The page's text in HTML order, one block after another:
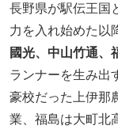
長野県が駅伝王国
力を入れ始めた以
國光、中山竹通、
ランナーを生み出
豪校だった上伊那
業、福島は大町北